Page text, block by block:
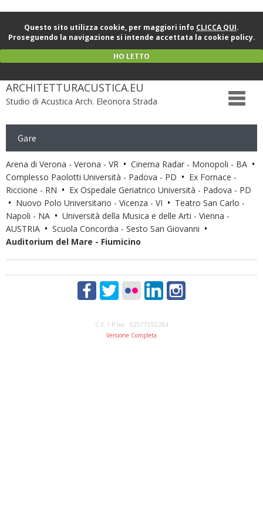
Questo sito utilizza cookie, per maggiori info CLICCA QUI.
Proseguendo la navigazione si intende accettata la cookie policy.
HO LETTO
ARCHITETTURACUSTICA.EU
Studio di Acustica Arch. Eleonora Strada
Gare
Arena di Verona - Verona - VR • Cinema Radar - Monopoli - BA •
Complesso Paolotti Università - Padova - PD • Ex Fornace -
Riccione - RN • Ex Ospedale Geriatrico Università - Padova - PD
• Nuovo Polo Universitario - Vicenza - VI • Teatro San Carlo -
Napoli - NA • Università della Musica e delle Arti - Vienna -
AUSTRIA • Scuola Concordia - Sesto San Giovanni •
Auditorium del Mare - Fiumicino
C.F. / P.Iva: 02577550284
Versione Completa